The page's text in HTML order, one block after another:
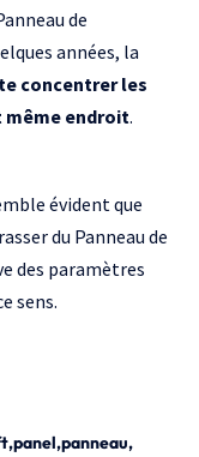
de
années, la
concentrer les
même endroit.
évident que
du Panneau de
des paramètres
sens.
panel panneau